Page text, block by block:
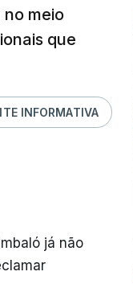
meio
que
INFORMATIVA
já não